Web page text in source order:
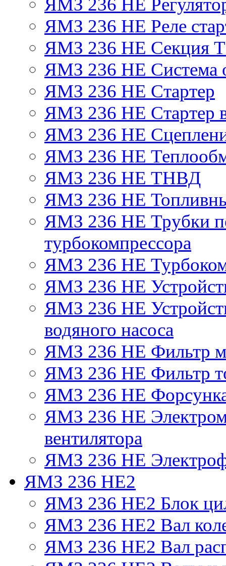
ЯМЗ 236 НЕ
ЯМЗ 236 НЕ Реле
ЯМЗ 236 НЕ Секция
ЯМЗ 236 НЕ Система
ЯМЗ 236 НЕ Стартер
ЯМЗ 236 НЕ Стартер
ЯМЗ 236 НЕ
ЯМЗ 236 НЕ
ЯМЗ 236 НЕ ТНВД
ЯМЗ 236 НЕ
ЯМЗ 236 НЕ Трубки
турбокомпрессора
ЯМЗ 236 НЕ
ЯМЗ 236 НЕ
ЯМЗ 236 НЕ
водяного насоса
ЯМЗ 236 НЕ Фильтр
ЯМЗ 236 НЕ Фильтр
ЯМЗ 236 НЕ
ЯМЗ 236 НЕ
вентилятора
ЯМЗ 236 НЕ
ЯМЗ 236 НЕ2
ЯМЗ 236 НЕ2 Блок
ЯМЗ 236 НЕ2 Вал
ЯМЗ 236 НЕ2 Вал